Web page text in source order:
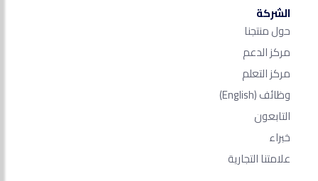
الشركة
حول منتجنا
مركز الدعم
مركز التعلم
وظائف(English)
التابعون
خبراء
علامتنا التجارية